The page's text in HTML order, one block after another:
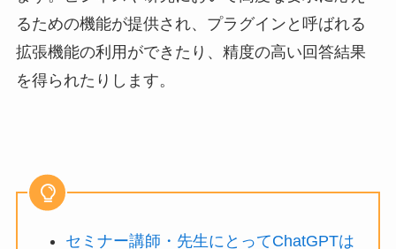
るための機能が提供され、プラグインと呼ばれる
拡張機能の利用ができたり、精度の高い回答結果
を得られたりします。
セミナー講師・先生にとってChatGPTは